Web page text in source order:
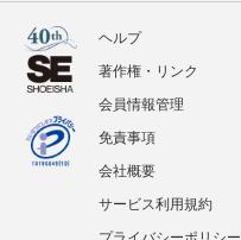
ヘルプ
著作権・リンク
会員情報管理
免責事項
会社概要
サービス利用規約
プライバシーポリシー